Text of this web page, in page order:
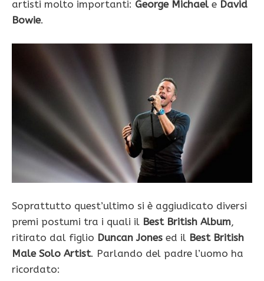
artisti molto importanti: George Michaele David
Bowie.
Soprattutto quest’ultimo si è aggiudicato diversi
premi postumi tra i quali il Best British Album,
ritirato dal figlio Duncan Jones ed il Best British
Male Solo Artist. Parlando del padre l’uomo ha
ricordato: